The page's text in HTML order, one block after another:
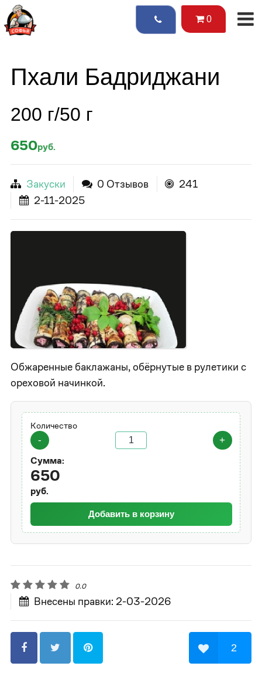
0
Пхали Бадриджани
200 г/50 г
650руб.
Закуски 0 Отзывов
241
2-11-2025
Обжаренные баклажаны, обёрнутые в рулетики с
ореховой начинкой.
Количество
-
+
Сумма:
650
руб.
Добавить в корзину
0.0
Внесены правки: 2-03-2026
2